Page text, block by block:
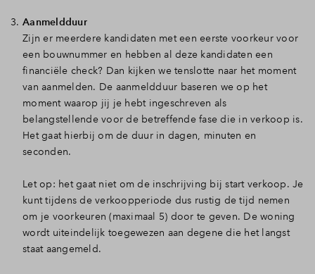
Aanmeldduur
Zijn er meerdere kandidaten met een eerste voorkeur voor
een bouwnummer en hebben al deze kandidaten een
financiële check? Dan kijken we tenslotte naar het moment
van aanmelden. De aanmeldduur baseren we op het
moment waarop jij je hebt ingeschreven als
belangstellende voor de betreffende fase die in verkoop is.
Het gaat hierbij om de duur in dagen, minuten en
seconden.
Let op: het gaat niet om de inschrijving bij start verkoop. Je
kunt tijdens de verkoopperiode dus rustig de tijd nemen
om je voorkeuren (maximaal 5) door te geven. De woning
wordt uiteindelijk toegewezen aan degene die het langst
staat aangemeld.